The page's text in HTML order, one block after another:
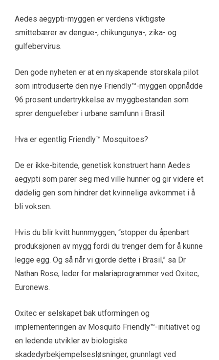
Aedes aegypti-myggen er verdens viktigste
smittebærer av dengue-, chikungunya-, zika- og
gulfebervirus.
Den gode nyheten er at en nyskapende storskala pilot
som introduserte den nye Friendly™-myggen oppnådde
96 prosent undertrykkelse av myggbestanden som
sprer denguefeber i urbane samfunn i Brasil.
Hva er egentlig Friendly™ Mosquitoes?
De er ikke-bitende, genetisk konstruert hann Aedes
aegypti som parer seg med ville hunner og gir videre et
dødelig gen som hindrer det kvinnelige avkommet i å
bli voksen.
Hvis du blir kvitt hunnmyggen, “stopper du åpenbart
produksjonen av mygg fordi du trenger dem for å kunne
legge egg. Og så når vi gjorde dette i Brasil,” sa Dr
Nathan Rose, leder for malariaprogrammer ved Oxitec,
Euronews.
Oxitec er selskapet bak utformingen og
implementeringen av Mosquito Friendly™-initiativet og
en ledende utvikler av biologiske
skadedyrbekjempelsesløsninger, grunnlagt ved